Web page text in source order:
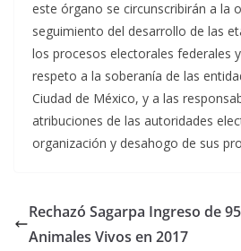
este órgano se circunscribirán a la
seguimiento del desarrollo de las
los procesos electorales federales
respeto a la soberanía de las
Ciudad de México, y a las
atribuciones de las autoridades
organización y desahogo de sus
Rechazó Sagarpa Ingreso de
Animales Vivos en 2017